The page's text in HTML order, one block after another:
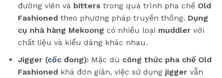
đường viên và bitters trong quá trình pha chế Old
Fashionedtheo phương pháp truyền thống. Dụng
cụ nhà hàng Mekoong có nhiều loại muddlervới
chất liệu và kiểu dáng khác nhau.
Jigger (cốcđong):Mặc dù công thức pha chế Old
Fashionedkhá đơn giản, việc sử dụng jiggervẫn